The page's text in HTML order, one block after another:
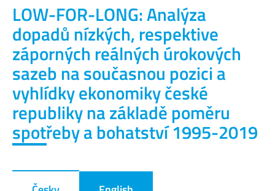
LOW-FOR-LONG: Analýza
dopadů nízkých, respektive
záporných reálných úrokových
sazeb na současnou pozici a
vyhlídky ekonomiky české
republiky na základě poměru
spotřeby a bohatství 1995-2019